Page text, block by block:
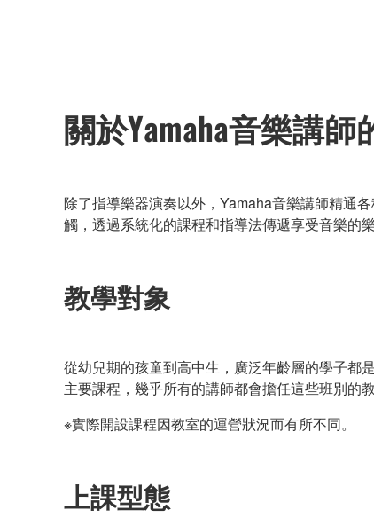
關於Yamaha音樂講師
除了指導樂器演奏以外，Yamaha音樂講師精通
觸，透過系統化的課程和指導法傳遞享受音樂的樂
教學對象
從幼兒期的孩童到高中生，廣泛年齡層的學子都
主要課程，幾乎所有的講師都會擔任這些班別的教
※實際開設課程因教室的運營狀況而有所不同。
上課型態